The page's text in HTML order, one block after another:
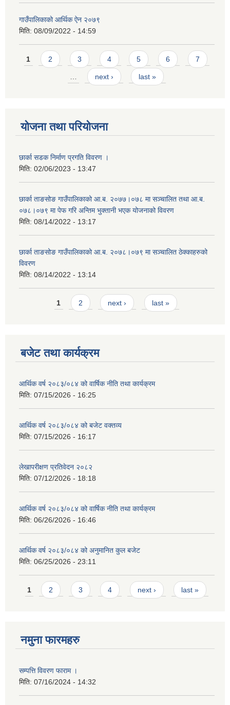
गाउँपालिकाको आर्थिक ऐन २०७९
मिति: 08/09/2022 - 14:59
Pages
1 2 3 4 5 6 7
next › last »
योजना तथा परियोजना
छार्का सडक निर्माण प्रगति विवरण ।
मिति: 02/06/2023 - 13:47
छार्का ताङसोङ गाउँपालिकाको आ.ब. २०७७।०७८ मा सञ्चालित तथा आ.ब.
०७८।०७९ मा पेफ गरि अन्तिम भुक्तानी भएक योजनाको विवरण
मिति: 08/14/2022 - 13:17
छार्का ताङसोङ गाउँपालिकाको आ.ब. २०७८।०७९ मा सञ्चालित ठेक्काहरुको
विवरण
मिति: 08/14/2022 - 13:14
Pages1 2 next › last »
बजेट तथा कार्यक्रम
आर्थिक वर्ष २०८३/०८४ को वार्षिक नीति तथा कार्यक्रम
मिति: 07/15/2026 - 16:25
आर्थिक वर्ष २०८३/०८४ को बजेट वक्तव्य
मिति: 07/15/2026 - 16:17
लेखापरीक्षण प्रतिवेदन २०८२
मिति: 07/12/2026 - 18:18
आर्थिक वर्ष २०८३/०८४ को वार्षिक नीति तथा कार्यक्रम
मिति: 06/26/2026 - 16:46
आर्थिक वर्ष २०८३/०८४ को अनुमानित कुल बजेट
मिति: 06/25/2026 - 23:11
Pages
1 2 3 4 next › last »
नमुना फारमहरु
सम्पत्ति विवरण फाराम ।
मिति: 07/16/2024 - 14:32